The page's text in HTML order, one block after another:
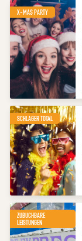
X-MAS PARTY
SCHLAGER TOTAL
ZUBUCHBARE
LEISTUNGEN